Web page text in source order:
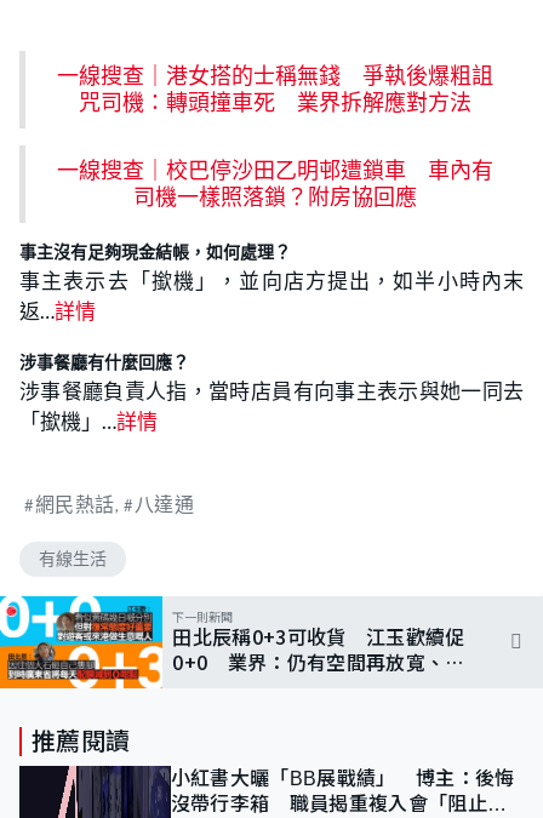
一線搜查｜港女搭的士稱無錢 爭執後爆粗詛
咒司機：轉頭撞車死 業界拆解應對方法
一線搜查｜校巴停沙田乙明邨遭鎖車 車內有
司機一樣照落鎖？附房協回應
事主沒有足夠現金結帳，如何處理？
事主表示去「撳機」，並向店方提出，如半小時內末
返…詳情
涉事餐廳有什麼回應？
涉事餐廳負責人指，當時店員有向事主表示與她一同去
「撳機」…詳情
網民熱話 八達通
有線生活
下一則新聞
田北辰稱0+3可收貨 江玉歡續促
0+0 業界：仍有空間再放寬、倡
推薦閱讀
小紅書大曬「BB展戰績」 博主：後悔
沒帶行李箱 職員揭重複入會「阻止唔